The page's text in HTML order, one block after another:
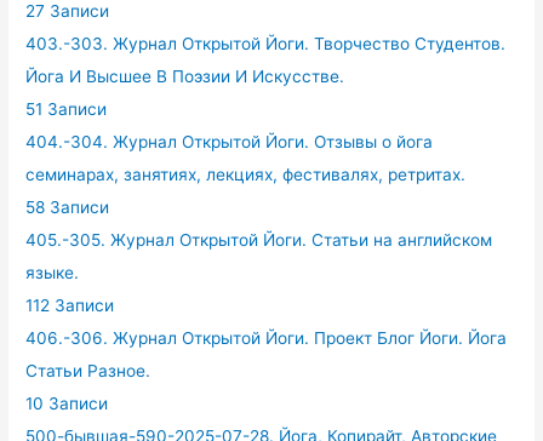
27 Записи
403.-303. Журнал Открытой Йоги. Творчество Студентов.
Йога И Высшее В Поэзии И Искусстве.
51 Записи
404.-304. Журнал Открытой Йоги. Отзывы о йога
семинарах, занятиях, лекциях, фестивалях, ретритах.
58 Записи
405.-305. Журнал Открытой Йоги. Статьи на английском
языке.
112 Записи
406.-306. Журнал Открытой Йоги. Проект Блог Йоги. Йога
Статьи Разное.
10 Записи
500-бывшая-590-2025-07-28. Йога, Копирайт, Авторские